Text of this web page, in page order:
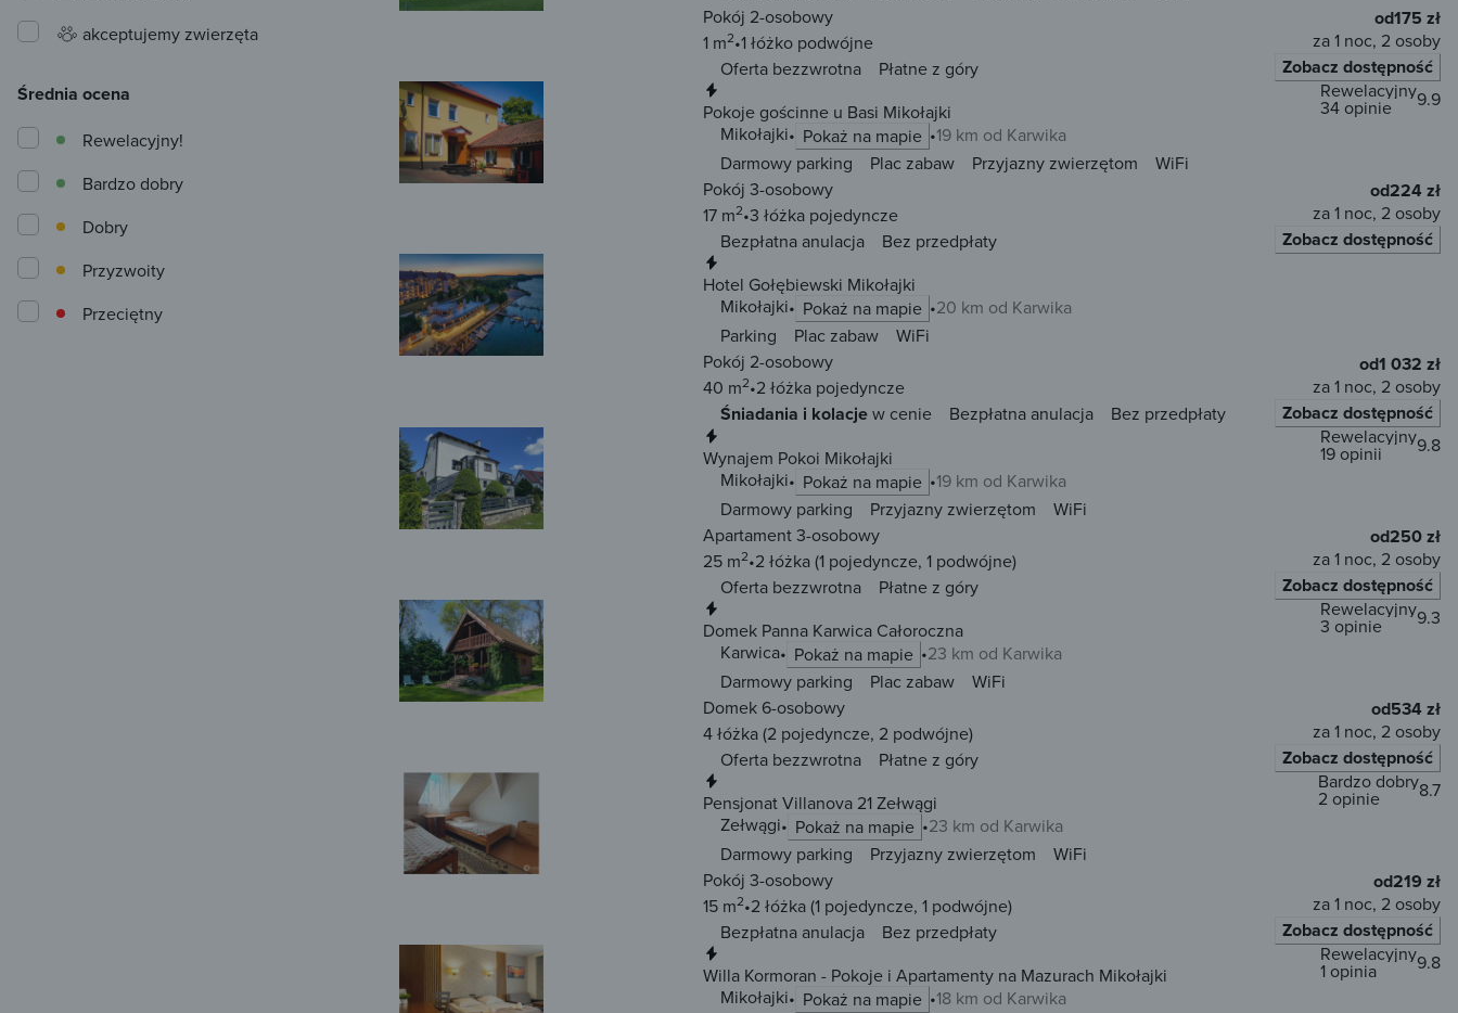
Pokój 2-osobowy
1 m2 1 łóżko podwójne
Oferta bezzwrotna
Płatne z góry
od175 zł
za 1 noc, 2 osoby
Zobacz dostępność
Pokoje gościnne u Basi Mikołajki
Mikołajki
Pokaż na mapie 19 km od Karwika
9.9
Rewelacyjny
34 opinie
Darmowy parking Plac zabaw Przyjazny zwierzętom
WiFi
Pokój 3-osobowy
17 m2 3 łóżka pojedyncze
Bezpłatna anulacja
Bez przedpłaty
od224 zł
za 1 noc, 2 osoby
Zobacz dostępność
Hotel Gołębiewski Mikołajki
Mikołajki
Pokaż na mapie
20 km od Karwika
Parking
Plac zabaw
WiFi
Pokój 2-osobowy
40 m2 2 łóżka pojedyncze
Śniadania i kolacjew cenie Bezpłatna anulacja Bez przedpłaty
od1 032 zł
za 1 noc, 2 osoby
Zobacz dostępność
Wynajem Pokoi Mikołajki
Mikołajki
Pokaż na mapie 19 km od Karwika
9.8
Rewelacyjny
19 opinii
Darmowy parking Przyjazny zwierzętom
WiFi
Apartament 3-osobowy
25 m2 2 łóżka(1 pojedyncze, 1 podwójne)
Oferta bezzwrotna
Płatne z góry
od250 zł
za 1 noc, 2 osoby
Zobacz dostępność
Domek Panna Karwica Całoroczna
Karwica
Pokaż na mapie 23 km od Karwika
9.3
Rewelacyjny
3 opinie
Darmowy parking Plac zabaw
WiFi
Domek 6-osobowy
4 łóżka(2 pojedyncze, 2 podwójne)
Oferta bezzwrotna
Płatne z góry
od534 zł
za 1 noc, 2 osoby
Zobacz dostępność
Pensjonat Villanova 21 Zełwągi
Zełwągi
Pokaż na mapie 23 km od Karwika
8.7
Bardzo dobry
2 opinie
Darmowy parking Przyjazny zwierzętom
WiFi
Pokój 3-osobowy
15 m2 2 łóżka(1 pojedyncze, 1 podwójne)
Bezpłatna anulacja
Bez przedpłaty
od219 zł
za 1 noc, 2 osoby
Zobacz dostępność
Willa Kormoran - Pokoje i Apartamenty na Mazurach Mikołajki
Mikołajki
Pokaż na mapie 18 km od Karwika
9.8
Rewelacyjny
1 opinia
akceptujemy zwierzęta
Średnia ocena
Przeciętny
Przyzwoity
Dobry
Bardzo dobry
Rewelacyjny!